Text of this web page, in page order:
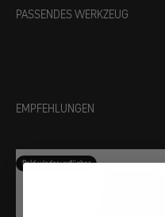
PASSENDES WERKZEUG
EMPFEHLUNGEN
Bald wieder verfügbar